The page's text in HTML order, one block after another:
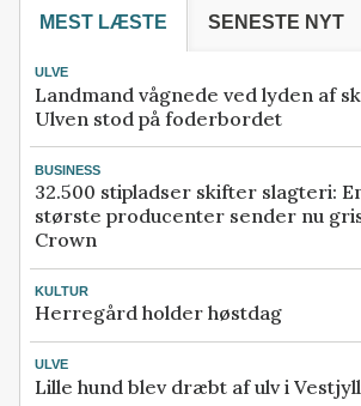
MEST LÆSTE SENESTE NYT
ULVE
Landmand vågnede ved lyden af
Ulven stod på foderbordet
BUSINESS
32.500 stipladser skifter slagteri:
største producenter sender nu
Crown
KULTUR
Herregård holder høstdag
ULVE
Lille hund blev dræbt af ulv i